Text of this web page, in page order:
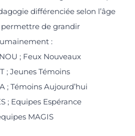
différenciée selon l’âge
de grandir
:
; Feux Nouveaux
; Jeunes Témoins
; Témoins Aujourd’hui
; Equipes Espérance
MAGIS